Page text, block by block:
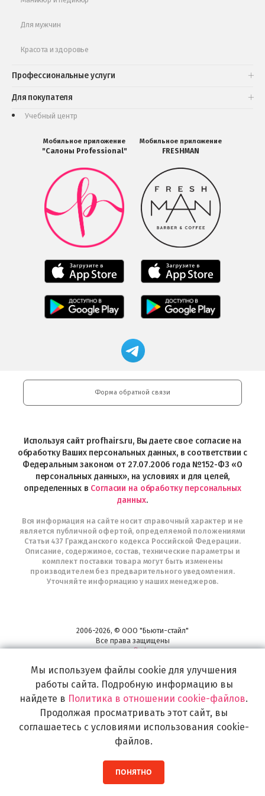
Для мужчин
Красота и здоровье
Профессиональные услуги
Для покупателя
Учебный центр
Мобильное приложение
"Салоны Professional"
Мобильное
приложение
Салоны
Professional
загрузить
в
Google
Мобильное
приложение
Professional
загрузить
Мобильное
приложение
Professional
загрузить
Play
Мобильное приложение
FRESHMAN
Мобильное
приложение
FRESHMAN
в
Google
Play
Мобильное
приложение
загрузить
в
Мобильное
приложение
Магазин
профессиональной
Professional
и
Интернет-
Telegram
Форма обратной связи
Используя сайт profhairs.ru, Вы даете свое согласие на
обработку Ваших персональных данных, в соответствии с
Федеральным законом от 27.07.2006 года №152-ФЗ «О
персональных данных», на условиях и для целей,
определенных в Согласии на обработку персональных
данных.
Вся информация на сайте носит справочный характер и не
является публичной офертой, определяемой положениями
Статьи 437 Гражданского кодекса Российской Федерации.
Описание, содержимое, состав, технические параметры и
комплект поставки товара могут быть изменены
производителем без предварительного уведомления.
Уточняйте информацию у наших менеджеров.
2006-2026, © ООО "Бьюти-стайл"
Все права защищены
www.profhairs.ru
Широкий выбор инструментов, аксессуаров и принадлежностей для
воплощения
самых изысканных и необычных идей по созданию Вашего образа и стиля.
Мы используем файлы cookie для улучшения
работы сайта. Подробную информацию вы
найдете в Политика в отношении cookie-файлов.
Продолжая просматривать этот сайт, вы
соглашаетесь с условиями использования cookie-
файлов.
ПОНЯТНО